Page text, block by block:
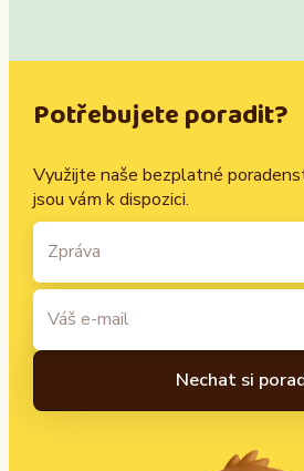
Potřebujete poradit?
Využijte naše bezplatné
jsou vám k dispozici.